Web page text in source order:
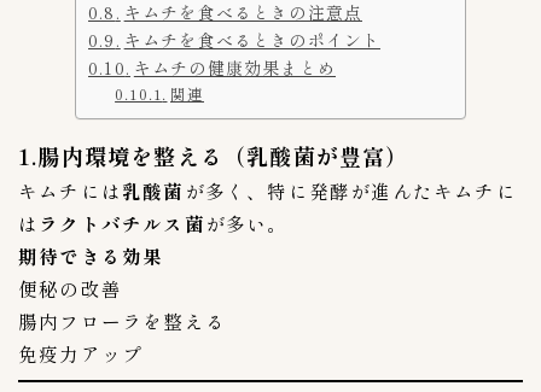
８００〜８９９円 2
９００〜９９９円 3
キムチのレシピ 2
ピルクス＆酢漬け 1
大葉キムチ 1
キムチの大辞書
キムチの素活用術
キムチの豆知識
キムチを食べるときの注意点
キムチを食べるときのポイント
キムチの健康効果まとめ
関連
1.腸内環境を整える（乳酸菌が豊富）
キムチには乳酸菌 が多く、特に発酵が進んたキムチに
は ラクトバチルス菌が多い。
期待できる効果
便秘の改善
腸内フローラを整える
免疫力アップ